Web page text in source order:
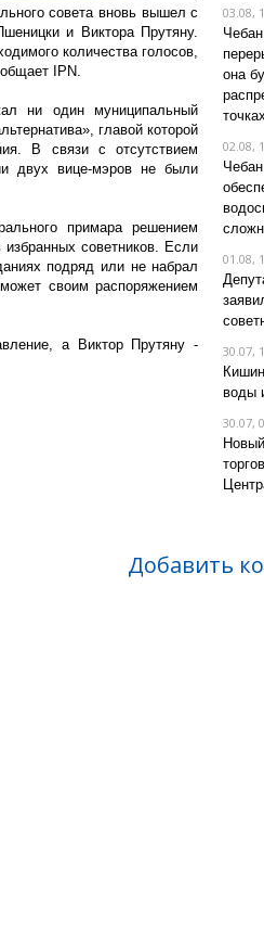
совета вновь вышел с
и Виктора Прутяну.
количества голосов,
IPN.
ни один муниципальный
главой которой
В связи с отсутствием
двух вице-мэров не были
примара решением
советников. Если
подряд или не набрал
своим распоряжением
а Виктор Прутяну -
03.08,
она
02.08,
01.08,
30.07,
воды
30.07,
Добавить